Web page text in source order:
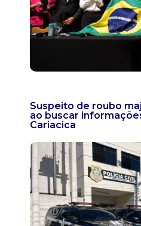
Suspeito de roubo
ao buscar
Cariacica